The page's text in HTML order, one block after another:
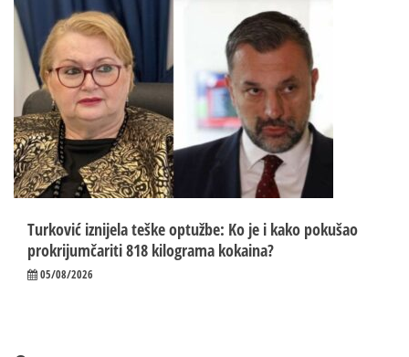
Turković iznijela teške optužbe: Ko je i kako pokušao
prokrijumčariti 818 kilograma kokaina?
05/08/2026